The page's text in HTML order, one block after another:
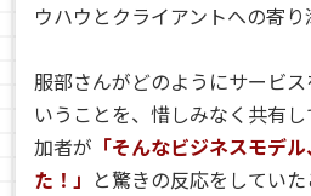
ウハウとクライアントへの寄り
服部さんがどのようにサービ
いうことを、惜しみなく共有
加者が 「そんなビジネスモデ
た！」 と驚きの反応をしていた